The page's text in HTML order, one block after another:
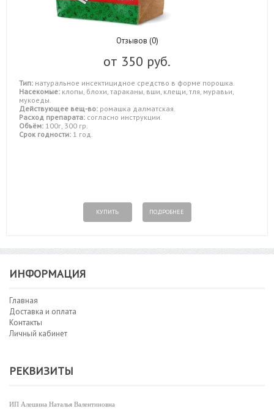
Отзывов (0)
от 350 руб.
Тип: натуральное инсектицидное средство в форме порошка.
Насекомые: клопы, блохи, тараканы, вши, клещи, тля, муравьи,
мукоеды.
Действующее вещ-во: ромашка далматская.
Расход препарата: согласно инструкции.
Объём: 100г, 300 гр.
Срок годности: 1 год.
КУПИТЬ ПОДРОБНЕЕ
ИНФОРМАЦИЯ
Главная
Доставка и оплата
Контакты
Личный кабинет
РЕКВИЗИТЫ
ИП Алешина Наталья Валентиновна